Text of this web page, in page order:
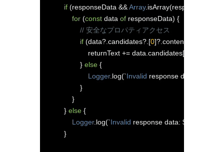
if (responseData && Array. isArray(responseData
for (const data of responseData) {
// 安全なプロパティアクセス
if (data?. candidates?.[0]?. content
                    returnText
+= data candidates[
} else {
Logger. log(`Invalid response data format
}
}
} else {
Logger. log(`Invalid response data: $
}